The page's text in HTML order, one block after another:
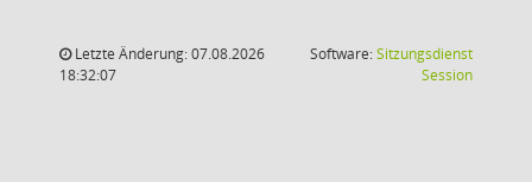
Letzte Änderung: 07.08.2026
18:32:07
Software:Sitzungsdienst
Session(Wird in